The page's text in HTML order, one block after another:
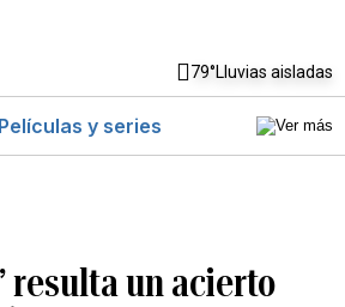
79°Lluvias aisladas
Películas y series
resulta un acierto